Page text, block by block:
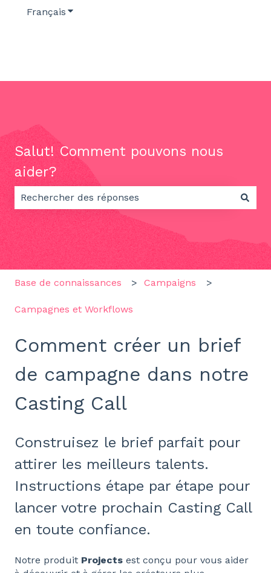
Français Afficher le sous-menu pour les traductions
Salut! Comment pouvons nous
aider?
Il n'y a aucune suggestion car le champ de
Base de connaissances Campaigns
Campagnes et Workflows
Comment créer un brief
de campagne dans notre
Casting Call
Construisez le brief parfait pour
attirer les meilleurs talents.
Instructions étape par étape pour
lancer votre prochain Casting Call
en toute confiance.
Notre produit Projects est conçu pour vous aider